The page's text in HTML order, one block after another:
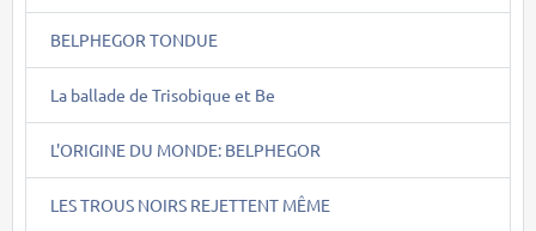
BELPHEGOR TONDUE
La ballade de Trisobique et Be
L'ORIGINE DU MONDE: BELPHEGOR
LES TROUS NOIRS REJETTENT MÊME